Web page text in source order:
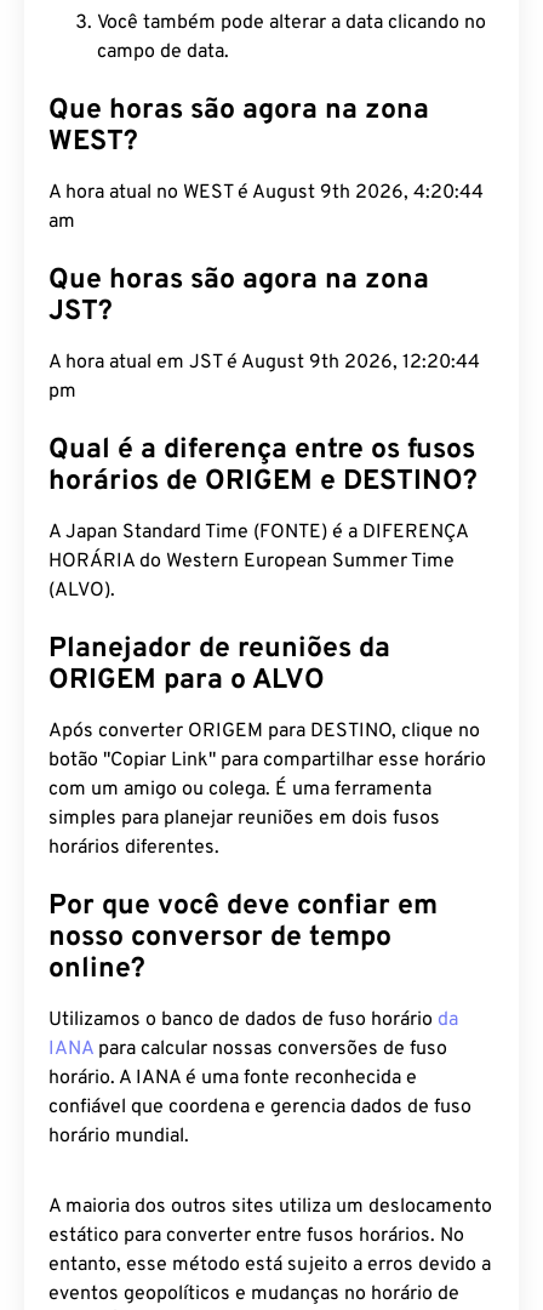
Você também pode alterar a data clicando no
campo de data.
Que horas são agora na zona
WEST?
A hora atual no WEST é August 9th 2026, 4:20:45
am
Que horas são agora na zona
JST?
A hora atual em JST é August 9th 2026, 12:20:45
pm
Qual é a diferença entre os fusos
horários de ORIGEM e DESTINO?
A Japan Standard Time (FONTE) é a DIFERENÇA
HORÁRIA do Western European Summer Time
(ALVO).
Planejador de reuniões da
ORIGEM para o ALVO
Após converter ORIGEM para DESTINO, clique no
botão "Copiar Link" para compartilhar esse horário
com um amigo ou colega. É uma ferramenta
simples para planejar reuniões em dois fusos
horários diferentes.
Por que você deve confiar em
nosso conversor de tempo
online?
Utilizamos o banco de dados de fuso horário da
IANA para calcular nossas conversões de fuso
horário. A IANA é uma fonte reconhecida e
confiável que coordena e gerencia dados de fuso
horário mundial.
A maioria dos outros sites utiliza um deslocamento
estático para converter entre fusos horários. No
entanto, esse método está sujeito a erros devido a
eventos geopolíticos e mudanças no horário de